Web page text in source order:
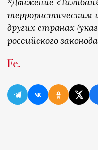
террористическим
других странах
российского